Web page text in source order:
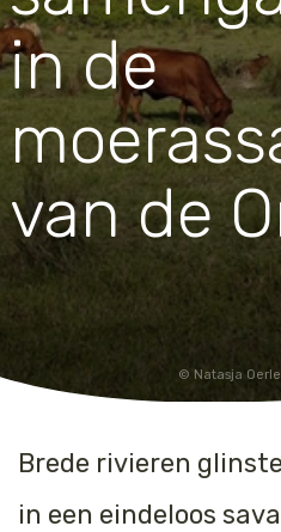
Natasja
in de
van de
Brede rivieren
in een eindeloos
Jaguar
Koraal
Leeuw
Luipaard
Neushoorn
Olifant
Orang-oetan
Panda
Steur
Kleding & Accessoires
Speelgoed